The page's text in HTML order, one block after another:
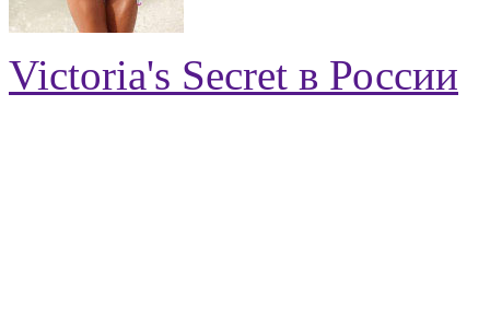
Victoria's Secret в России